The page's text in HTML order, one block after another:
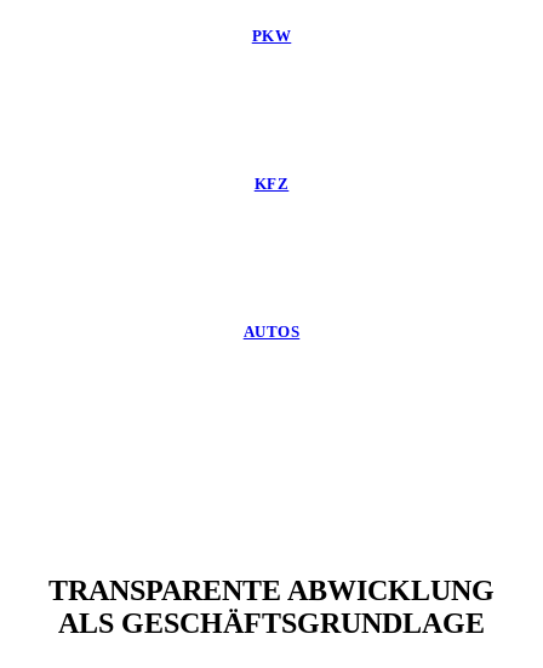
PKW
KFZ
AUTOS
TRANSPARENTE ABWICKLUNG
ALS GESCHÄFTSGRUNDLAGE